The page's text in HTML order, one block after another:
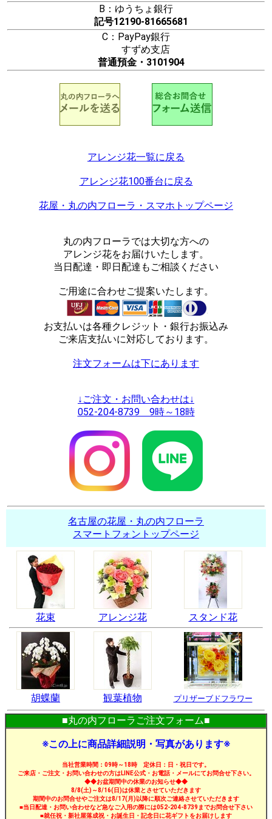
B：ゆうちょ銀行
記号12190-81665681
C：PayPay銀行
すずめ支店
普通預金・3101904
アレンジ花一覧に戻る
アレンジ花100番台に戻る
花屋・丸の内フローラ・スマホトップページ
丸の内フローラでは大切な方への
アレンジ花をお届けいたします。
当日配達・即日配達もご相談ください
ご用途に合わせご提案いたします。
お支払いは各種クレジット・銀行お振込み
ご来店支払いに対応しております。
注文フォームは下にあります
↓ご注文・お問い合わせは↓
052-204-8739 9時～18時
名古屋の花屋・丸の内フローラ
スマートフォントップページ
花束 アレンジ花 スタンド花
胡蝶蘭 観葉植物 プリザーブドフラワー
■丸の内フローラご注文フォーム■
※この上に商品詳細説明・写真があります※
当社営業時間：09時～18時 定休日：日・祝日です。
ご来店・ご注文・お問い合わせの方はLINE公式・お電話・メールにてお問合せ下さい。
◆◆お盆期間中の休業のお知らせ◆◆
8/8(土)～8/16(日)は休業とさせていただきます
期間中のお問合せやご注文は8/17(月)以降に順次ご連絡させていただきます
■当日配達・お問い合わせなど急なご入用の際には052-204-8739までお問合せ下さい
■就任祝・新社屋落成祝・お誕生日・記念日に花ギフトをお届けします